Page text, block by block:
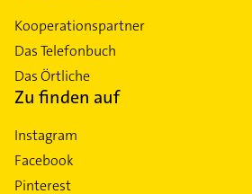
Kooperationspartner
Das Telefonbuch
Das Örtliche
Zu finden auf
Instagram
Facebook
Pinterest